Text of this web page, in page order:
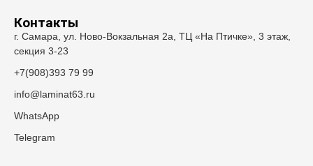
Контакты
г. Самара, ул. Ново-Вокзальная 2а, ТЦ «На Птичке», 3 этаж,
секция 3-23
+7(908)393 79 99
info@laminat63.ru
WhatsApp
Telegram